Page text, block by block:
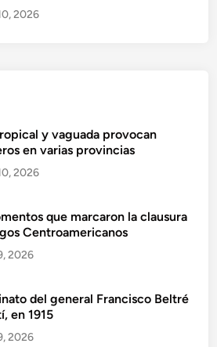
2026
y vaguada provocan
en varias provincias
2026
que marcaron la clausura
Centroamericanos
2026
del general Francisco Beltré
en 1915
2026